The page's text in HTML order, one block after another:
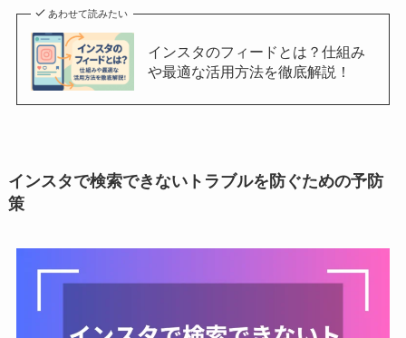
あわせて読みたい
インスタのフィードとは？仕組み
や最適な活用方法を徹底解説！
インスタで検索できないトラブルを防ぐための予防
策